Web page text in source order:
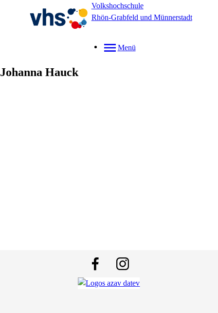
Volkshochschule
Rhön-Grabfeld und Münnerstadt
Menü
Johanna Hauck